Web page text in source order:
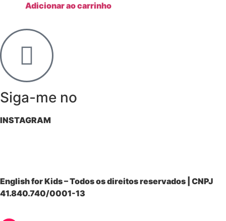
Adicionar ao carrinho
Siga-me no
INSTAGRAM
English for Kids – Todos os direitos reservados | CNPJ
41.840.740/0001-13